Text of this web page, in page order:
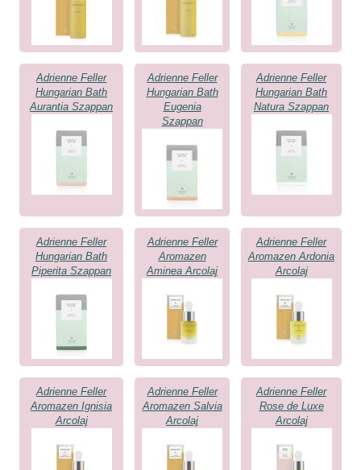
Adrienne Feller
Hungarian Bath
Aurantia Szappan
Adrienne Feller
Hungarian Bath
Eugenia
Szappan
Adrienne Feller
Hungarian Bath
Natura Szappan
Adrienne Feller
Hungarian Bath
Piperita Szappan
Adrienne Feller
Aromazen
Aminea Arcolaj
Adrienne Feller
Aromazen Ardonia
Arcolaj
Adrienne Feller
Aromazen Ignisia
Arcolaj
Adrienne Feller
Aromazen Salvia
Arcolaj
Adrienne Feller
Rose de Luxe
Arcolaj